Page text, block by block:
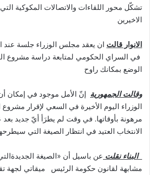
تشكّل محور اللقاءات والاتصالات المكوكية
الاخيرين
الانوار قالت ان يعقد مجلس الوزراء جلسة عند
في السراي الحكومي لمتابعة دراسة مشروع
الوضع بمكانك راوح
وقالت الجمهورية إنّ الأمل موجود في
الوزراء اليوم الأخيرة في السعي لإقرار مشروع
مرهونة بأوقاتها. في وقت لم يطرَأ أيّ جديد
الانتخاب العتيد في انتظار الصيغة التي
البناء نقلت عن باسيل أن «الصيغة
مشابهة لقانون حكومة الرئيس ميقاتي لجهة